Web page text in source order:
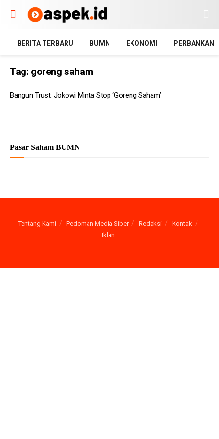
BERITA TERBARU BUMN EKONOMI PERBANKAN
Tag: goreng saham
Bangun Trust, Jokowi Minta Stop ‘Goreng Saham’
Pasar Saham BUMN
Tentang Kami Pedoman Media Siber Redaksi
Kontak
Iklan